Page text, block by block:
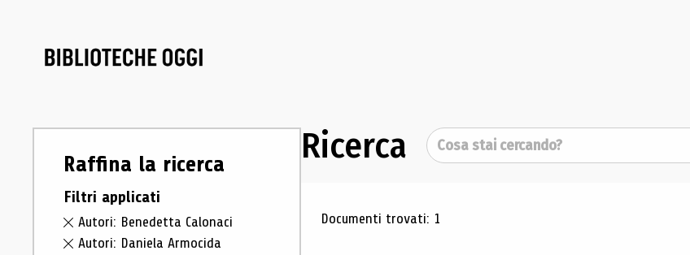
Raffina la ricerca
Filtri applicati
Autori: Benedetta Calonaci
Autori: Daniela Armocida
Ricerca Cerca
Risultati di ricerca
Documenti trovati: 1